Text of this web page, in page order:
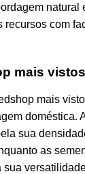
natural
recursos com
mais vistos
mais
doméstica.
sua
as
sua